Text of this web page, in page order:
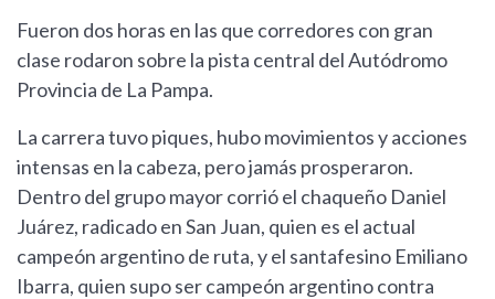
Fueron dos horas en las que corredores con gran
clase rodaron sobre la pista central del Autódromo
Provincia de La Pampa.
La carrera tuvo piques, hubo movimientos y acciones
intensas en la cabeza, pero jamás prosperaron.
Dentro del grupo mayor corrió el chaqueño Daniel
Juárez, radicado en San Juan, quien es el actual
campeón argentino de ruta, y el santafesino Emiliano
Ibarra, quien supo ser campeón argentino contra